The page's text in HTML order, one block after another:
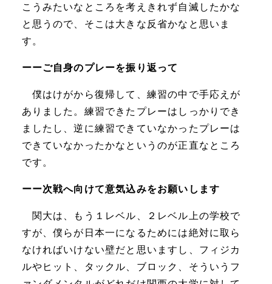
こうみたいなところを考えきれず自滅したかな
と思うので、そこは大きな反省かなと思いま
す。
ーーご自身のプレーを振り返って
僕はけがから復帰して、練習の中で手応えが
ありました。練習できたプレーはしっかりでき
ましたし、逆に練習できていなかったプレーは
できていなかったかなというのが正直なところ
です。
ーー次戦へ向けて意気込みをお願いします
関大は、もう１レベル、２レベル上の学校で
すが、僕らが日本一になるためには絶対に取ら
なければいけない壁だと思いますし、フィジカ
ルやヒット、タックル、ブロック、そういうフ